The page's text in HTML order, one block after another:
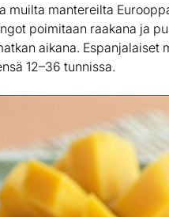
muilta mantereilta
poimitaan raakana ja
aikana. Espanjalaiset
12–36 tunnissa.